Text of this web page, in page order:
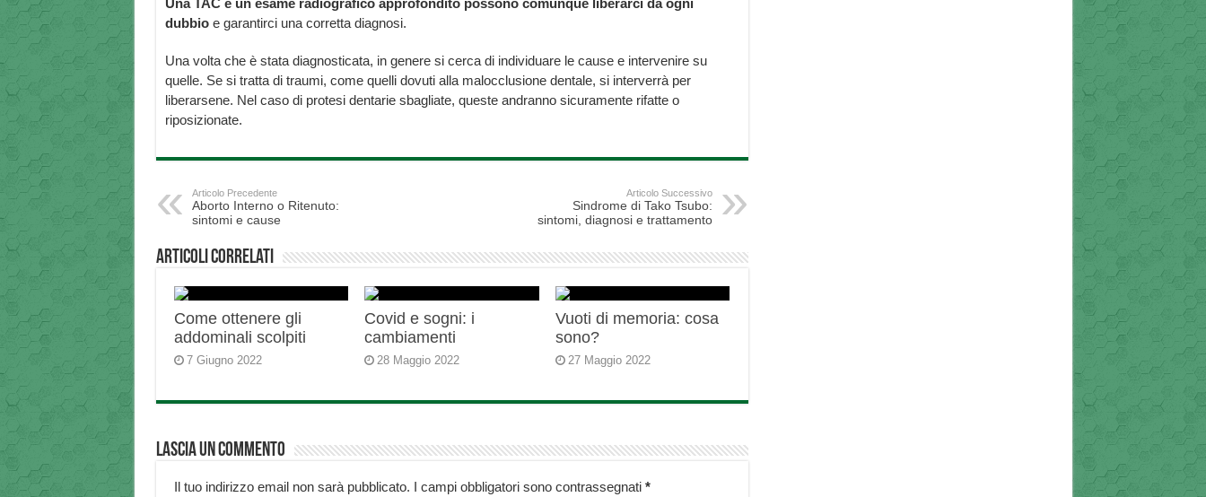
Una TAC e un esame radiografico approfondito possono comunque liberarci da ogni
dubbioe garantirci una corretta diagnosi.
Una volta che è stata diagnosticata, in genere si cerca di individuare le cause e intervenire su
quelle. Se si tratta di traumi, come quelli dovuti alla malocclusione dentale, si interverrà per
liberarsene. Nel caso di protesi dentarie sbagliate, queste andranno sicuramente rifatte o
riposizionate.
Articolo Precedente
Aborto Interno o Ritenuto:
sintomi e cause
Articolo Successivo
Sindrome di Tako Tsubo:
sintomi, diagnosi e trattamento
Articoli correlati
Come ottenere gli
addominali scolpiti
7 Giugno 2022
Covid e sogni: i
cambiamenti
28 Maggio 2022
Vuoti di memoria: cosa
sono?
27 Maggio 2022
Lascia un commento
Il tuo indirizzo email non sarà pubblicato. I campi obbligatori sono contrassegnati *